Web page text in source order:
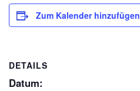
Zum Kalender hinzufügen
DETAILS
Datum: